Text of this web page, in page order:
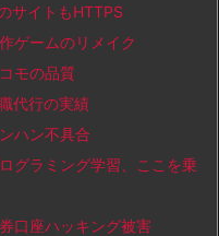
サイトもHTTPS
ゲームのリメイク
モの品質
代行の実績
ハン不具合
ラミング学習、ここを乗
口座ハッキング被害